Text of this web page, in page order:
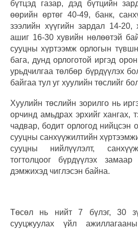
бүтцэд газар, дэд бүтцийн
өөрийн өртөг 40-49, банк,
зээлийн хүүгийн зардал 14-20,
ашиг 16-30 хувийн нөлөөтэй
сууцны хүртээмж орлогын
бага, дунд орлоготой иргэд
урьдчилгаа төлбөр бүрдүүлэх
байгаа тул уг хуулийн төслийг
Хуулийн төслийн зорилго нь
орчинд амьдрах эрхийг хангах,
чадвар, бодит орлогод нийцсэн
сууцны санхүүжилтийн
сууцны нийлүүлэлт,
тогтолцоог бүрдүүлэх
дэмжихэд чиглэсэн байна.
Төсөл нь нийт 7 бүлэг, 30
сууцжуулах үйл